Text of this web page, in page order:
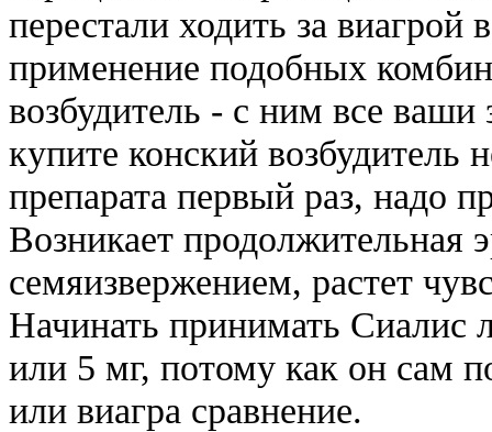
перестали ходить за виагрой
применение подобных
возбудитель - с ним все
купите конский
препарата первый раз, надо
Возникает продолжительная
семяизвержением, растет
Начинать принимать Сиалис
или 5 мг, потому как он сам
или виагра сравнение.